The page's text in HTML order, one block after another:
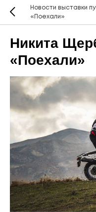
Новости выставки
«Поехали»
Никита
«Поехали»